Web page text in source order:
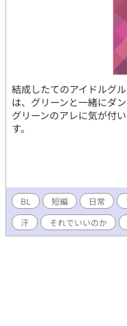
結成したてのアイドルグ
は、グリーンと一緒にダ
グリーンのアレに気が付
す。
BL 短編 日常
汗
それでいいのか